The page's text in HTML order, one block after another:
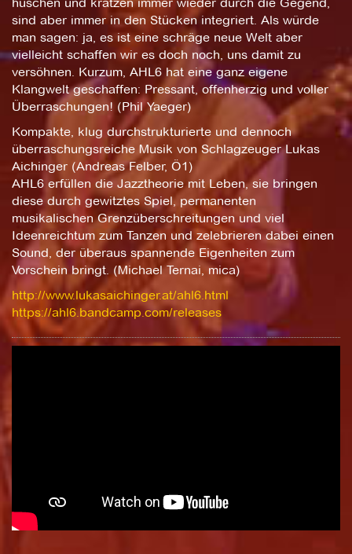
sind aber immer in den Stücken integriert. Als würde
man sagen: ja, es ist eine schräge neue Welt aber
vielleicht schaffen wir es doch noch, uns damit zu
versöhnen. Kurzum, AHL6 hat eine ganz eigene
Klangwelt geschaffen: Pressant, offenherzig und voller
Überraschungen! (Phil Yaeger)
Kompakte, klug durchstrukturierte und dennoch
überraschungsreiche Musik von Schlagzeuger Lukas
Aichinger (Andreas Felber, Ö1)
AHL6 erfüllen die Jazztheorie mit Leben, sie bringen
diese durch gewitztes Spiel, permanenten
musikalischen Grenzüberschreitungen und viel
Ideenreichtum zum Tanzen und zelebrieren dabei einen
Sound, der überaus spannende Eigenheiten zum
Vorschein bringt. (Michael Ternai, mica)
http://www.lukasaichinger.at/ahl6.html
https://ahl6.bandcamp.com/releases